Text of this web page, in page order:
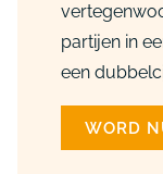
partijen in
een
WORD